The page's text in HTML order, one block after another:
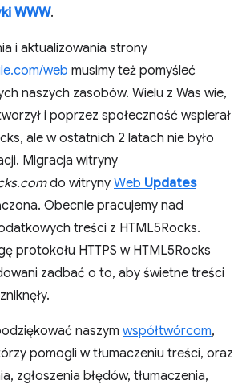
WWW.
i aktualizowania strony
web musimy też pomyśleć
naszych zasobów. Wielu z Was wie,
i poprzez społeczność wspierał
ale w ostatnich 2 latach nie było
Migracja witryny
do witryny Web Updates
Obecnie pracujemy nad
treści z HTML5Rocks.
protokołu HTTPS w HTML5Rocks
zadbać o to, aby świetne treści
naszym współtwórcom,
pomogli w tłumaczeniu treści, oraz
zgłoszenia błędów, tłumaczenia,